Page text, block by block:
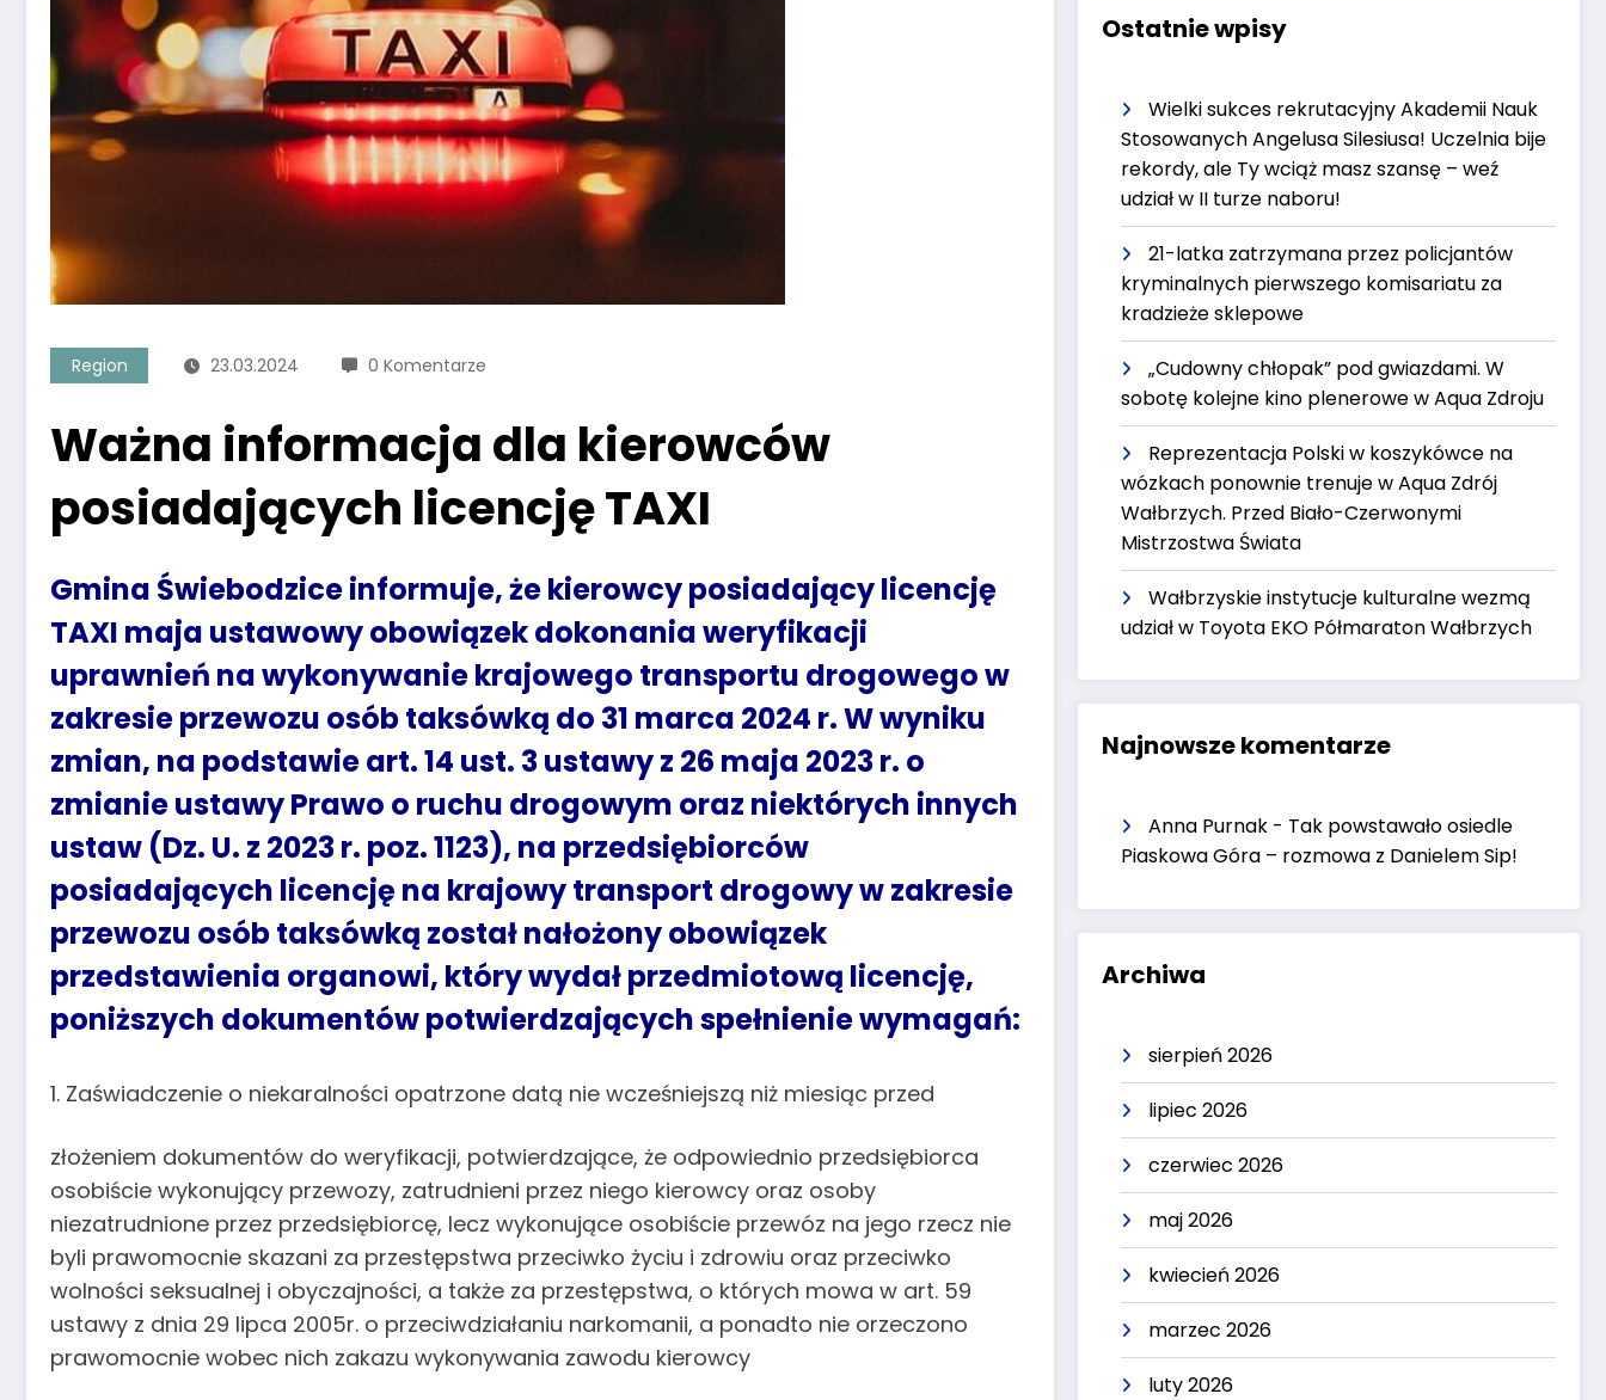
Region 23.03.2024 0 Komentarze
Ważna informacja dla kierowców
posiadających licencję TAXI
Gmina Świebodzice informuje, że kierowcy posiadający licencję
TAXI maja ustawowy obowiązek dokonania weryfikacji
uprawnień na wykonywanie krajowego transportu drogowego w
zakresie przewozu osób taksówką do 31 marca 2024 r. W wyniku
zmian, na podstawie art. 14 ust. 3 ustawy z 26 maja 2023 r. o
zmianie ustawy Prawo o ruchu drogowym oraz niektórych innych
ustaw (Dz. U. z 2023 r. poz. 1123), na przedsiębiorców
posiadających licencję na krajowy transport drogowy w zakresie
przewozu osób taksówką został nałożony obowiązek
przedstawienia organowi, który wydał przedmiotową licencję,
poniższych dokumentów potwierdzających spełnienie wymagań:
1. Zaświadczenie o niekaralności opatrzone datą nie wcześniejszą niż miesiąc przed
złożeniem dokumentów do weryfikacji, potwierdzające, że odpowiednio przedsiębiorca
osobiście wykonujący przewozy, zatrudnieni przez niego kierowcy oraz osoby
niezatrudnione przez przedsiębiorcę, lecz wykonujące osobiście przewóz na jego rzecz nie
byli prawomocnie skazani za przestępstwa przeciwko życiu i zdrowiu oraz przeciwko
wolności seksualnej i obyczajności, a także za przestępstwa, o których mowa w art. 59
ustawy z dnia 29 lipca 2005r. o przeciwdziałaniu narkomanii, a ponadto nie orzeczono
prawomocnie wobec nich zakazu wykonywania zawodu kierowcy
Ostatnie wpisy
Wielki sukces rekrutacyjny Akademii Nauk
Stosowanych Angelusa Silesiusa! Uczelnia bije
rekordy, ale Ty wciąż masz szansę – weź
udział w II turze naboru!
21-latka zatrzymana przez policjantów
kryminalnych pierwszego komisariatu za
kradzieże sklepowe
„Cudowny chłopak” pod gwiazdami. W
sobotę kolejne kino plenerowe w Aqua Zdroju
Reprezentacja Polski w koszykówce na
wózkach ponownie trenuje w Aqua Zdrój
Wałbrzych. Przed Biało-Czerwonymi
Mistrzostwa Świata
Wałbrzyskie instytucje kulturalne wezmą
udział w Toyota EKO Półmaraton Wałbrzych
Najnowsze komentarze
Anna Purnak - Tak powstawało osiedle
Piaskowa Góra – rozmowa z Danielem Sip!
Archiwa
sierpień 2026
lipiec 2026
czerwiec 2026
maj 2026
kwiecień 2026
marzec 2026
luty 2026